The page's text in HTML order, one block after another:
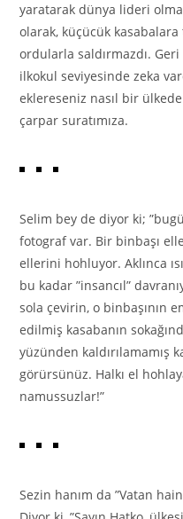
yaratarak dünya lideri
olarak, küçücük
ordularla saldırmazdı.
ilkokul seviyesinde zeka
eklereseniz nasıl bir ülkede
çarpar suratımıza.
Selim bey de diyor ki;
fotograf var. Bir binbaşı
ellerini hohluyor. Aklınca
bu kadar ”insancıl”
sola çevirin, o binbaşının
edilmiş kasabanın
yüzünden kaldırılamamış
görürsünüz. Halkı el
namussuzlar!”
Sezin hanım da ”Vatan